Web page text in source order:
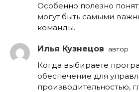
Особенно полезно
могут быть самыми
команды.
Илья Кузнецов автор
Когда выбираете
обеспечение для
производительностью,